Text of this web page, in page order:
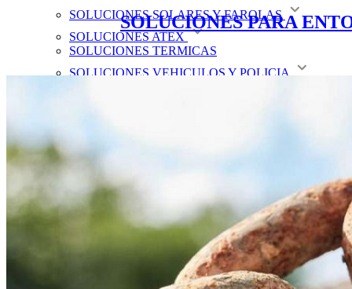
SOLUCIONES SOLARES Y FAROLAS
SOLUCIONES ATEX
SOLUCIONES TERMICAS
SOLUCIONES VEHICULOS Y POLICIA
GRABACIÓN DE VIDEO
ANALISIS DE VIDEO
SWITCHES Y COMUNICACIONES
CONTROL DE ACCESO Y HORARIO
ALARMAS E INTRUSIÓN
SOLUCIONES PARA